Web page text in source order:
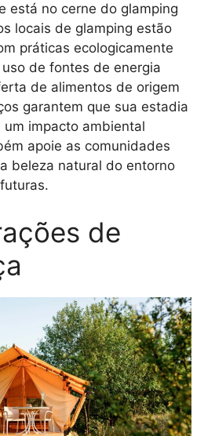
está no cerne do glamping
locais de glamping estão
práticas ecologicamente
de fontes de energia
de alimentos de origem
garantem que sua estadia
um impacto ambiental
apoie as comunidades
beleza natural do entorno
de